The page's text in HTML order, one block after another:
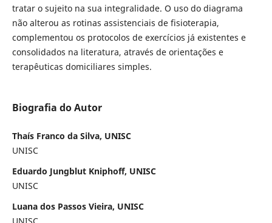
tratar o sujeito na sua integralidade. O uso do diagrama
não alterou as rotinas assistenciais de fisioterapia,
complementou os protocolos de exercícios já existentes e
consolidados na literatura, através de orientações e
terapêuticas domiciliares simples.
Biografia do Autor
Thaís Franco da Silva, UNISC
UNISC
Eduardo Jungblut Kniphoff, UNISC
UNISC
Luana dos Passos Vieira, UNISC